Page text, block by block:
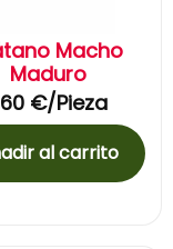
Macho
Maduro
€/Pieza
al carrito